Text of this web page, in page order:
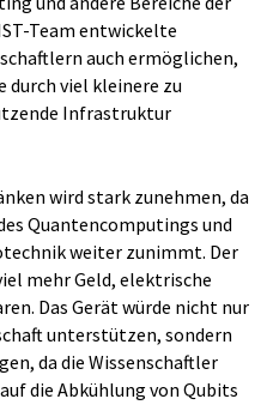
Team entwickelte
auch ermöglichen,
viel kleinere zu
Infrastruktur
wird stark zunehmen, da
Quantencomputings und
weiter zunimmt. Der
mehr Geld, elektrische
Das Gerät würde nicht nur
unterstützen, sondern
da die Wissenschaftler
die Abkühlung von Qubits